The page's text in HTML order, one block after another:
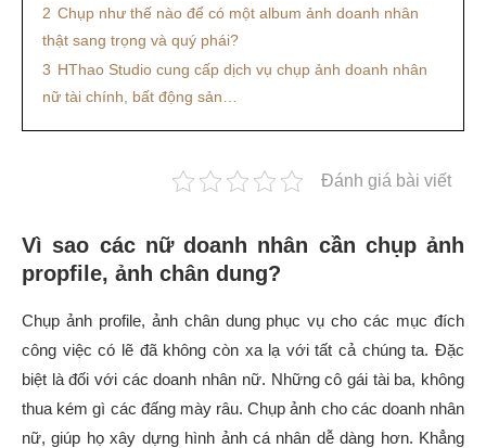
2 Chụp như thế nào để có một album ảnh doanh nhân
thật sang trọng và quý phái?
3 HThao Studio cung cấp dịch vụ chụp ảnh doanh nhân
nữ tài chính, bất động sản…
Đánh giá bài viết
Vì sao các nữ doanh nhân cần chụp ảnh
propfile, ảnh chân dung?
Chụp ảnh profile, ảnh chân dung phục vụ cho các mục đích
công việc có lẽ đã không còn xa lạ với tất cả chúng ta. Đặc
biệt là đối với các doanh nhân nữ. Những cô gái tài ba, không
thua kém gì các đấng mày râu. Chụp ảnh cho các doanh nhân
nữ, giúp họ xây dựng hình ảnh cá nhân dễ dàng hơn. Khẳng